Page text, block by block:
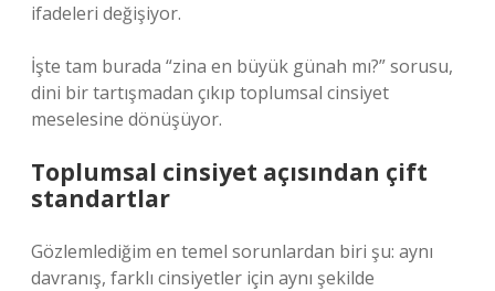
ifadeleri değişiyor.
İşte tam burada “zina en büyük günah mı?” sorusu,
dini bir tartışmadan çıkıp toplumsal cinsiyet
meselesine dönüşüyor.
Toplumsal cinsiyet açısından çift
standartlar
Gözlemlediğim en temel sorunlardan biri şu: aynı
davranış, farklı cinsiyetler için aynı şekilde